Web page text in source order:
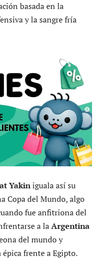
basada en la
y la sangre fría
Yakiniguala así su
Copa del Mundo, algo
fue anfitriona del
a laArgentina
del mundo y
frente a Egipto.